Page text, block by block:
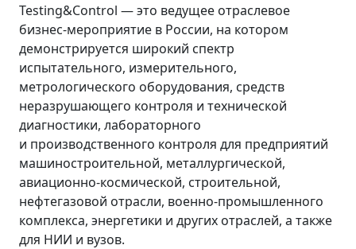
Testing&Control — это ведущее отраслевое
бизнес-мероприятие в России, на котором
демонстрируется широкий спектр
испытательного, измерительного,
метрологического оборудования, средств
неразрушающего контроля и технической
диагностики, лабораторного
и производственного контроля для предприятий
машиностроительной, металлургической,
авиационно-космической, строительной,
нефтегазовой отрасли, военно-промышленного
комплекса, энергетики и других отраслей, а также
для НИИ и вузов.